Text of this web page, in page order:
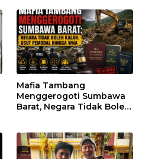
Mafia Tambang
Menggerogoti Sumbawa
Barat, Negara Tidak Boleh